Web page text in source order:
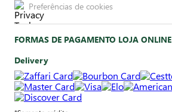
Preferências de cookies
FORMAS DE PAGAMENTO LOJA ONLINE
Delivery